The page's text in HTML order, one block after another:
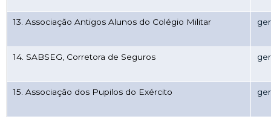
13. Associação Antigos Alunos do Colégio Militar
14. SABSEG, Corretora de Seguros
15. Associação dos Pupilos do Exército